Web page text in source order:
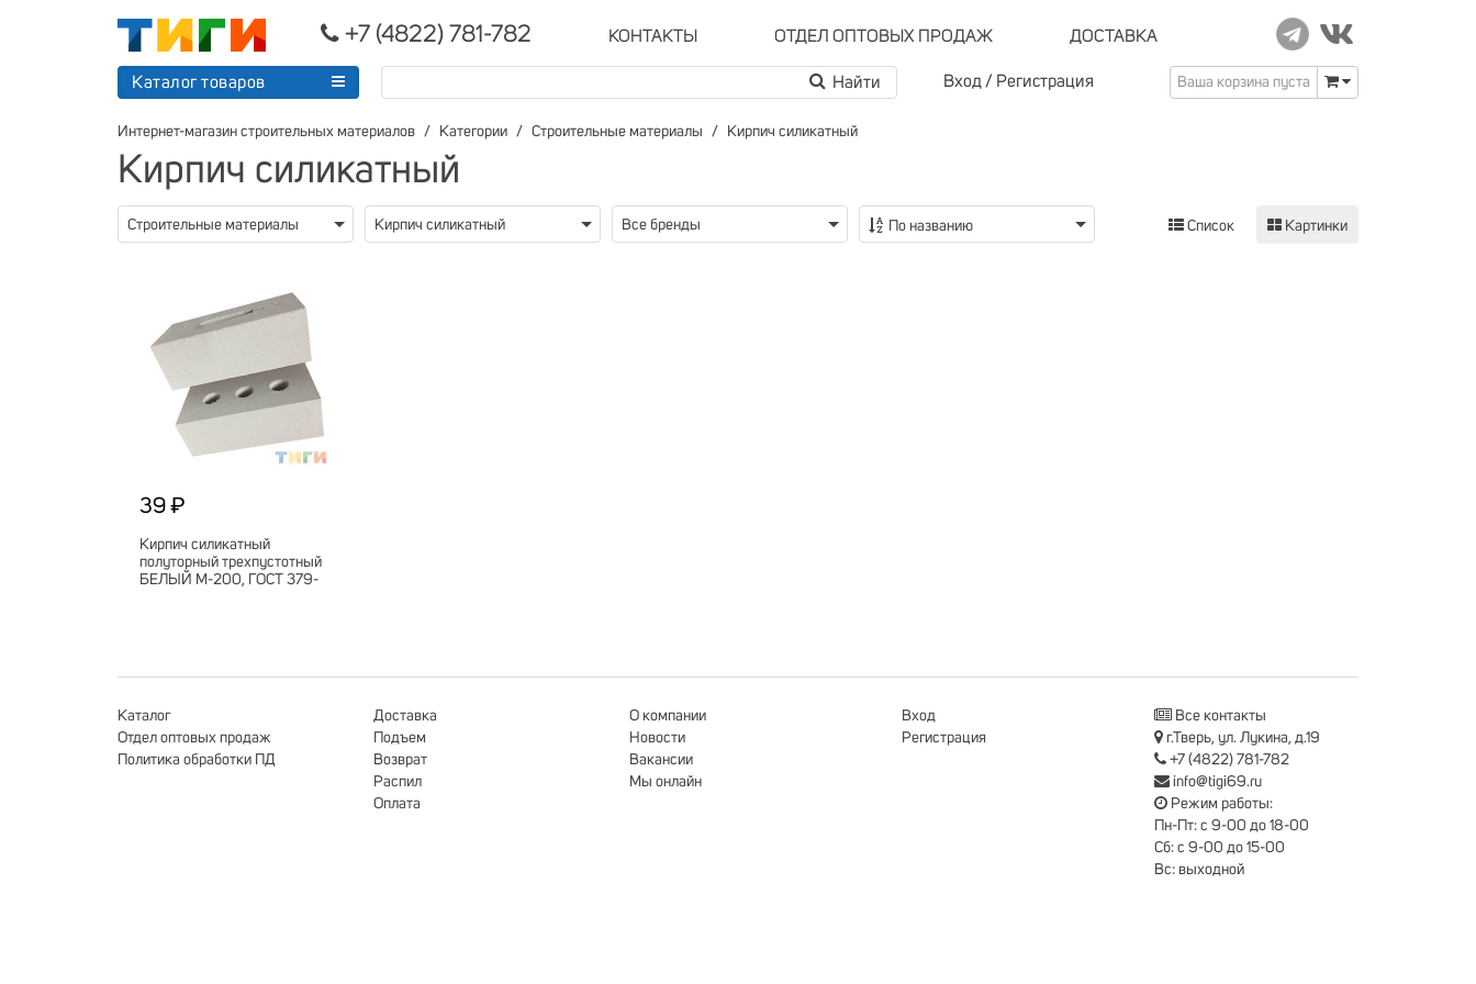
+7 (4822) 781-782 КОНТАКТЫ ОТДЕЛ ОПТОВЫХ ПРОДАЖ ДОСТАВКА
Каталог товаров Вход / Регистрация Ваша корзина пуста
Интернет-магазин строительных материалов Категории Строительные материалы Кирпич силикатный
Кирпич силикатный
Строительные материалы Кирпич силикатный Все бренды По названию Список Картинки
39 ₽
Кирпич силикатный
полуторный трехпустотный
БЕЛЫЙ М-200, ГОСТ 379-
Каталог
Отдел оптовых продаж
Политика обработки ПД
Доставка
Подъем
Возврат
Распил
Оплата
О компании
Новости
Вакансии
Мы онлайн
Вход
Регистрация
Все контакты
г.Тверь, ул. Лукина, д.19
+7 (4822) 781-782
info@tigi69.ru
Режим работы:
Пн-Пт: с 9-00 до 18-00
Сб: с 9-00 до 15-00
Вс: выходной